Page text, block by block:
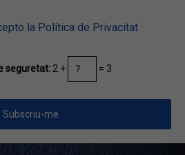
la Política de Privacitat
seguretat: 2 + = 3